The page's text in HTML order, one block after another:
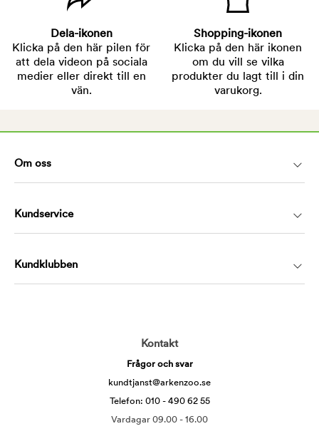
Dela-ikonen
Klicka på den här pilen för
att dela videon på sociala
medier eller direkt till en
vän.
Shopping-ikonen
Klicka på den här ikonen
om du vill se vilka
produkter du lagt till i din
varukorg.
Om oss
Kundservice
Kundklubben
Kontakt
Frågor och svar
kundtjanst@arkenzoo.se
Telefon: 010 - 490 62 55
Vardagar 09.00 - 16.00